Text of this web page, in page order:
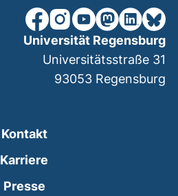
unsere Facebook-Seite
unsere Instagram-
unsere YouTube-
unsereunsere
Kontakt
Karriere
Presse
Universität Regensburg
Universitätsstraße 31
93053 Regensburg